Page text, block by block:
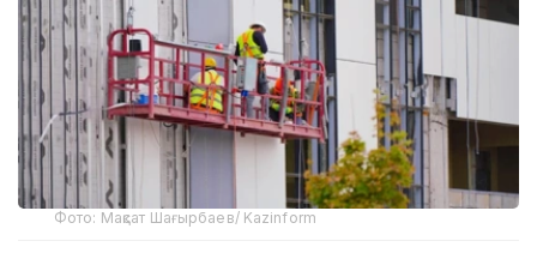
Фото: Мақсат Шағырбаев/ Kazinform